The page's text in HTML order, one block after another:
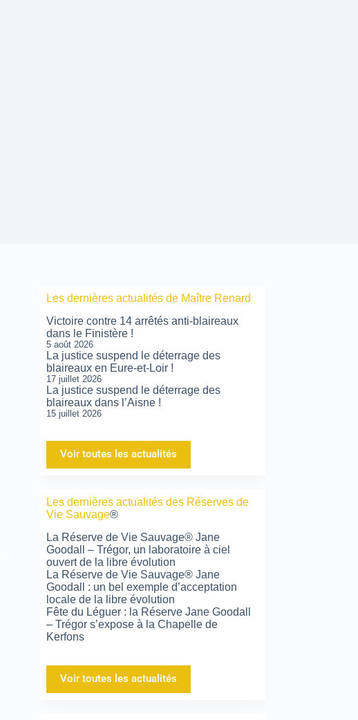
Les dernières actualités de Maître Renard
Victoire contre 14 arrêtés anti-blaireaux
dans le Finistère !
5 août 2026
La justice suspend le déterrage des
blaireaux en Eure-et-Loir !
17 juillet 2026
La justice suspend le déterrage des
blaireaux dans l’Aisne !
15 juillet 2026
Voir toutes les actualités
Les dernières actualités des Réserves de
Vie Sauvage®
La Réserve de Vie Sauvage® Jane
Goodall – Trégor, un laboratoire à ciel
ouvert de la libre évolution
La Réserve de Vie Sauvage® Jane
Goodall : un bel exemple d’acceptation
locale de la libre évolution
Fête du Léguer : la Réserve Jane Goodall
– Trégor s’expose à la Chapelle de
Kerfons
Voir toutes les actualités